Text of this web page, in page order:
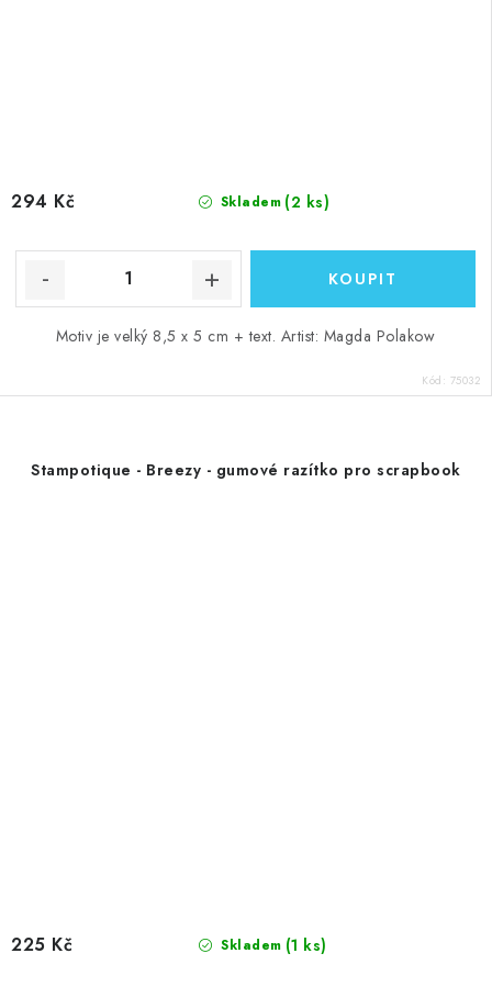
Skladem (2 ks)
294 Kč
Motiv je velký 8,5 x 5 cm + text. Artist: Magda Polakow
Kód: 75032
Stampotique - Breezy - gumové razítko pro scrapbook
Skladem (1 ks)
225 Kč